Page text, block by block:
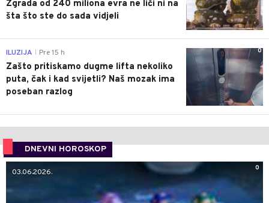
Zgrada od 240 miliona evra ne liči ni na
šta što ste do sada vidjeli
0
ILUZIJA Pre 15 h
Zašto pritiskamo dugme lifta nekoliko
puta, čak i kad svijetli? Naš mozak ima
poseban razlog
DNEVNI HOROSKOP
0
03.06.2026.